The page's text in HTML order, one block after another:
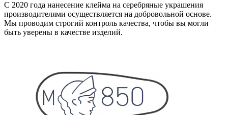
С 2020 года нанесение клейма на серебряные украшения
производителями осуществляется на добровольной основе.
Мы проводим строгий контроль качества, чтобы вы могли
быть уверены в качестве изделий.